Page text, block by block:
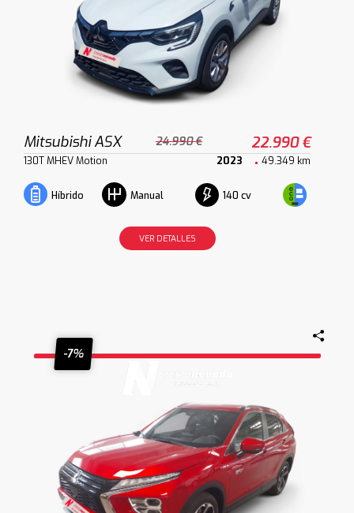
Mitsubishi ASX 24.990 € 22.990 €
130T MHEV Motion 2023 49.349 km
Híbrido Manual 140 cv
VER DETALLES
-7%